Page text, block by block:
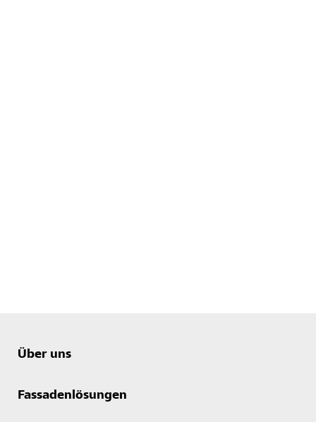
Über uns
Fassadenlösungen